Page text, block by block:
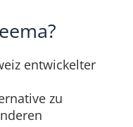
entwickelter
zu